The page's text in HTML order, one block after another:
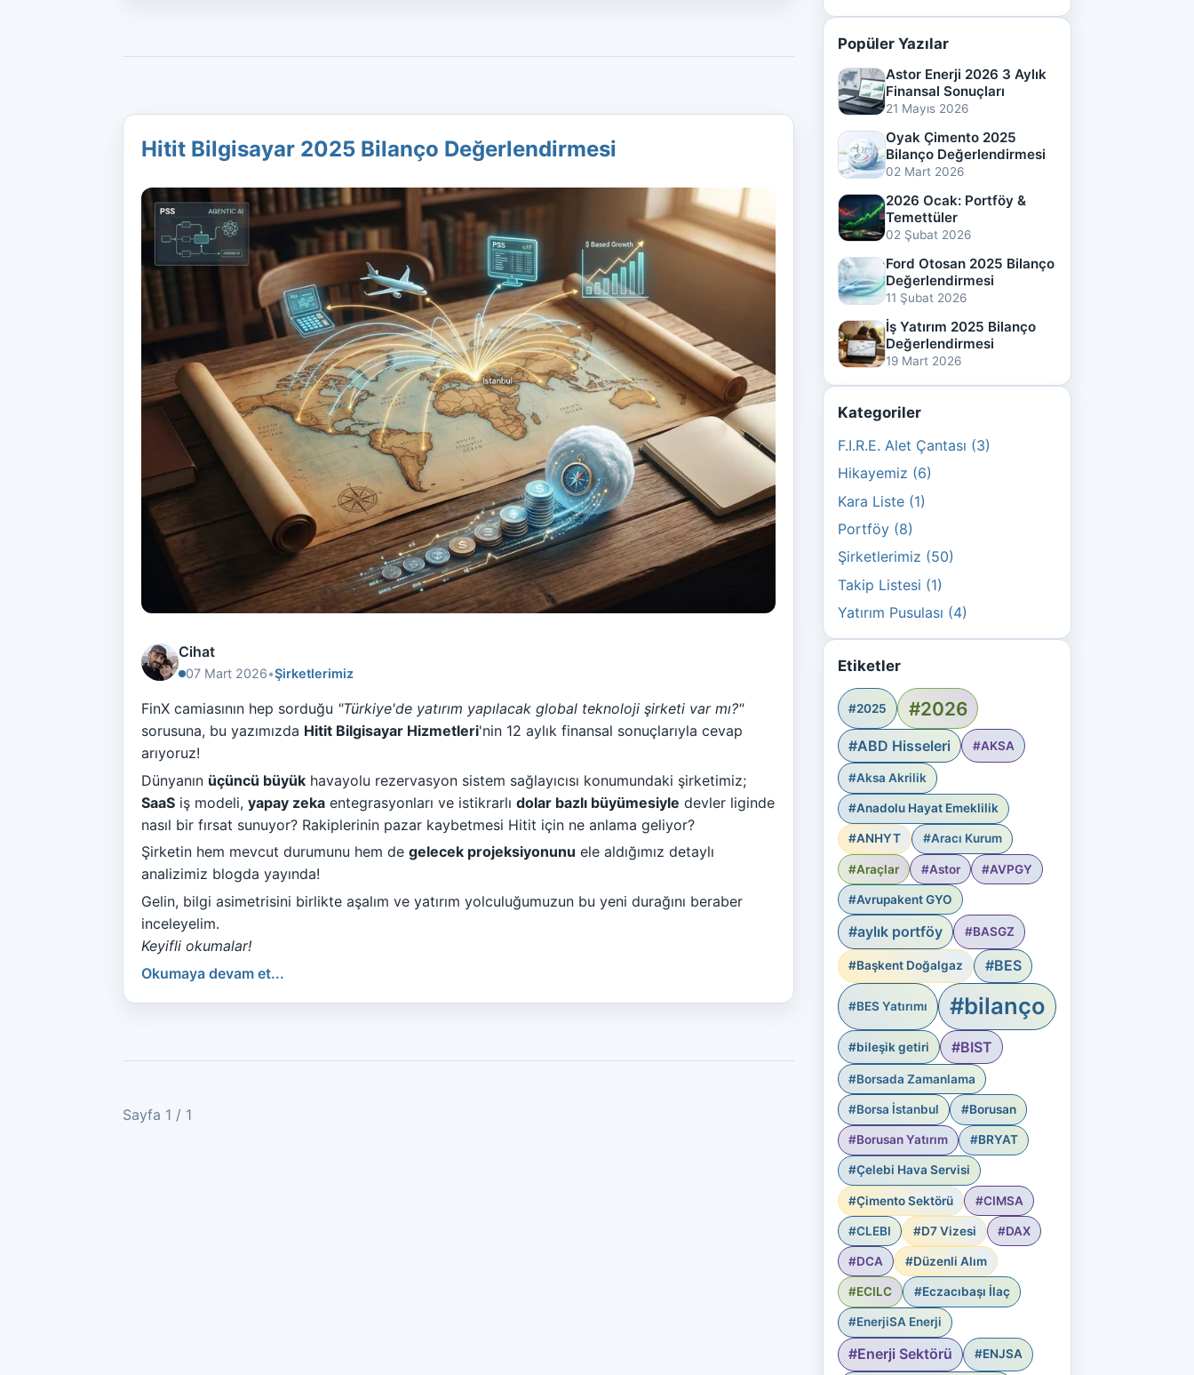
Hitit Bilgisayar 2025 Bilanço Değerlendirmesi
Cihat
07 Mart 2026•Şirketlerimiz
FinX camiasının hep sorduğu "Türkiye'de yatırım yapılacak global teknoloji şirketi var mı?"
sorusuna, bu yazımızda Hitit Bilgisayar Hizmetleri'nin 12 aylık finansal sonuçlarıyla cevap
arıyoruz!
Dünyanın üçüncü büyük havayolu rezervasyon sistem sağlayıcısı konumundaki şirketimiz;
SaaS iş modeli, yapay zeka entegrasyonları ve istikrarlı dolar bazlı büyümesiyle devler liginde
nasıl bir fırsat sunuyor? Rakiplerinin pazar kaybetmesi Hitit için ne anlama geliyor?
Şirketin hem mevcut durumunu hem de gelecek projeksiyonunu ele aldığımız detaylı
analizimiz blogda yayında!
Gelin, bilgi asimetrisini birlikte aşalım ve yatırım yolculuğumuzun bu yeni durağını beraber
inceleyelim.
Keyifli okumalar!
Okumaya devam et...
Sayfa 1 / 1
Popüler Yazılar
Astor Enerji 2026 3 Aylık
Finansal Sonuçları
21 Mayıs 2026
Oyak Çimento 2025
Bilanço Değerlendirmesi
02 Mart 2026
2026 Ocak: Portföy &
Temettüler
02 Şubat 2026
Ford Otosan 2025 Bilanço
Değerlendirmesi
11 Şubat 2026
İş Yatırım 2025 Bilanço
Değerlendirmesi
19 Mart 2026
Kategoriler
F.I.R.E. Alet Çantası (3)
Hikayemiz (6)
Kara Liste (1)
Portföy (8)
Şirketlerimiz (50)
Takip Listesi (1)
Yatırım Pusulası (4)
Etiketler
#2025 #2026
#ABD Hisseleri #AKSA
#Aksa Akrilik
#Anadolu Hayat Emeklilik
#ANHYT #Aracı Kurum
#Araçlar #Astor #AVPGY
#Avrupakent GYO
#aylık portföy #BASGZ
#Başkent Doğalgaz #BES
#BES Yatırımı #bilanço
#bileşik getiri #BIST
#Borsada Zamanlama
#Borsa İstanbul #Borusan
#Borusan Yatırım #BRYAT
#Çelebi Hava Servisi
#Çimento Sektörü #CIMSA
#CLEBI #D7 Vizesi #DAX
#DCA #Düzenli Alım
#ECILC #Eczacıbaşı İlaç
#EnerjiSA Enerji
#Enerji Sektörü #ENJSA